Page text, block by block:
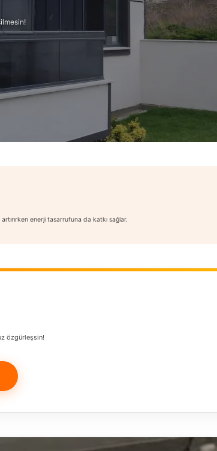
artırırken enerji tasarrufuna da katkı sağlar.
özgürleşsin!